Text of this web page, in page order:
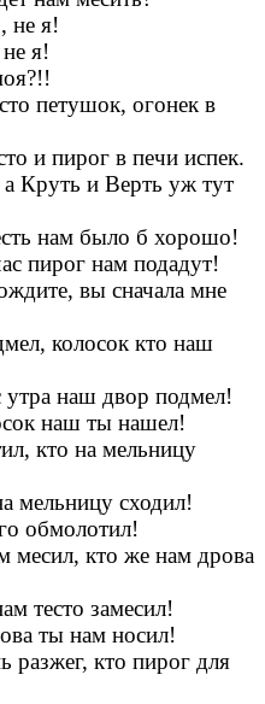
не я!
я!
петушок, огонек в
и пирог в печи испек.
а Круть и Верть уж тут
нам было б хорошо!
пирог нам подадут!
вы сначала мне
колосок кто наш
наш двор подмел!
наш ты нашел!
кто на мельницу
мельницу сходил!
обмолотил!
месил, кто же нам дрова
тесто замесил!
ты нам носил!
разжег, кто пирог для